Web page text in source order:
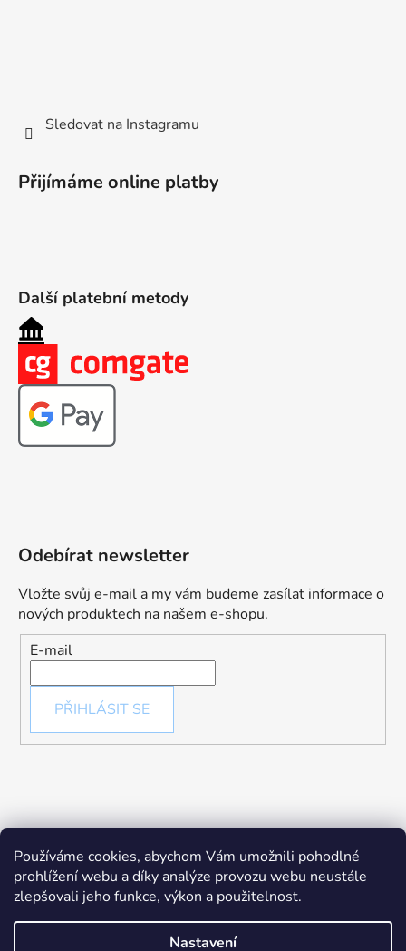
Používáme cookies, abychom Vám umožnili pohodlné
prohlížení webu a díky analýze provozu webu neustále
zlepšovali jeho funkce, výkon a použitelnost.
Nastavení
Sledovat na Instagramu
Přijímáme online platby
Další platební metody
Odebírat newsletter
Vložte svůj e-mail a my vám budeme zasílat informace o
nových produktech na našem e-shopu.
E-mail
PŘIHLÁSIT SE